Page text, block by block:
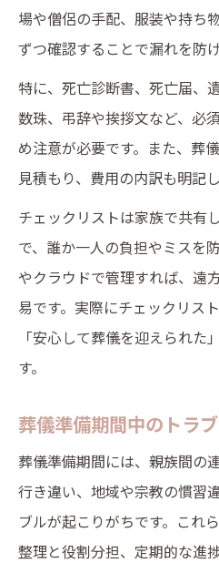
場や僧侶の手配、服装や持ち
ずつ確認することで漏れを防げ
特に、死亡診断書、死亡届、
数珠、弔辞や挨拶文など、必
め注意が必要です。また、葬
見積もり、費用の内訳も明記
チェックリストは家族で共有
で、誰か一人の負担やミスを
やクラウドで管理すれば、遠
易です。実際にチェックリス
「安心して葬儀を迎えられた
す。
葬儀準備期間中のトラ
葬儀準備期間には、親族間の
行き違い、地域や宗教の慣習
ブルが起こりがちです。これ
整理と役割分担、定期的な進